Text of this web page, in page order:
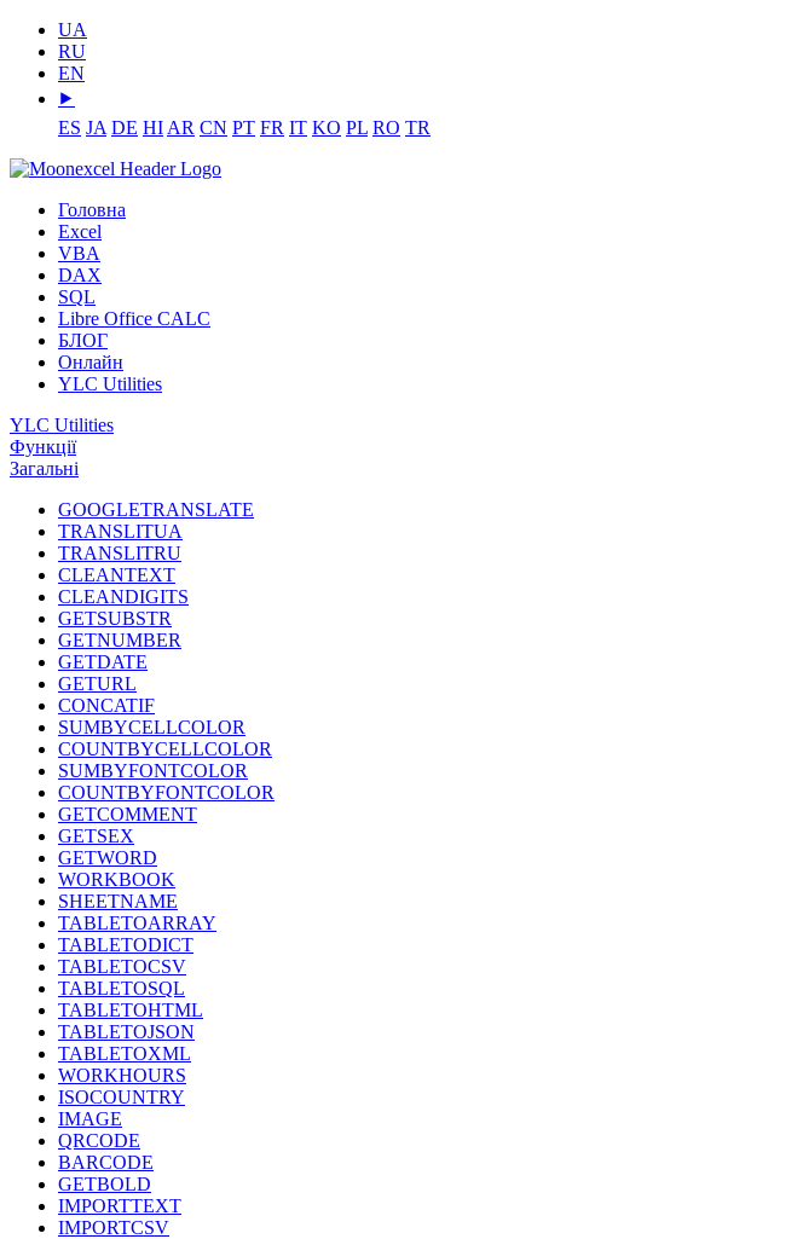
UA
RU
EN
⯈
ES JA DE HI AR CN PT FR IT KO PL RO TR
Головна
Excel
VBA
DAX
SQL
Libre Office CALC
БЛОГ
Онлайн
YLC Utilities
YLC Utilities
Функції
Загальні
GOOGLETRANSLATE
TRANSLITUA
TRANSLITRU
CLEANTEXT
CLEANDIGITS
GETSUBSTR
GETNUMBER
GETDATE
GETURL
CONCATIF
SUMBYCELLCOLOR
COUNTBYCELLCOLOR
SUMBYFONTCOLOR
COUNTBYFONTCOLOR
GETCOMMENT
GETSEX
GETWORD
WORKBOOK
SHEETNAME
TABLETOARRAY
TABLETODICT
TABLETOCSV
TABLETOSQL
TABLETOHTML
TABLETOJSON
TABLETOXML
WORKHOURS
ISOCOUNTRY
IMAGE
QRCODE
BARCODE
GETBOLD
IMPORTTEXT
IMPORTCSV